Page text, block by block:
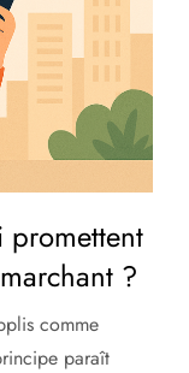
promettent
?
comme
paraît